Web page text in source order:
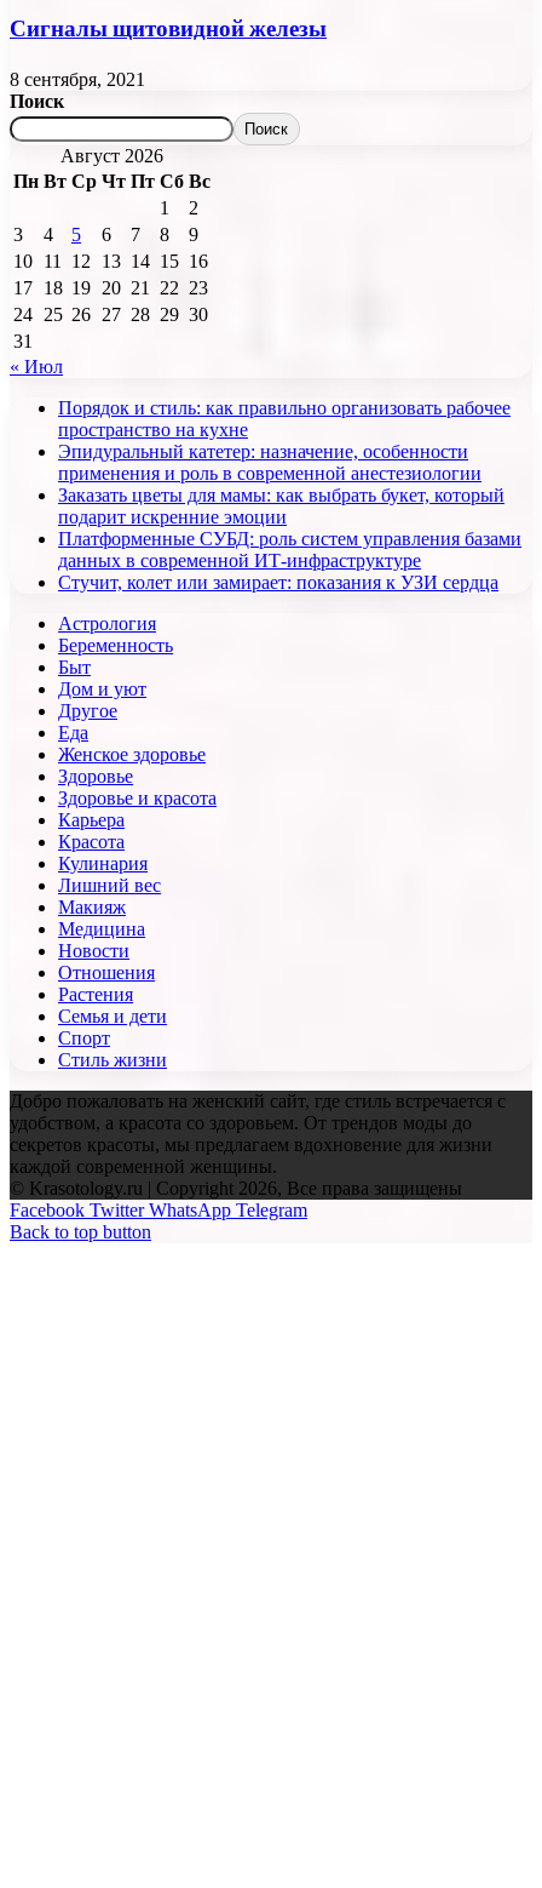
Сигналы щитовидной железы
8 сентября, 2021
Поиск
Поиск
Август 2026
Пн Вт Ср Чт Пт Сб Вс
1
2
3
4 5 6 7 8
9
10 11 12 13 14 15 16
17 18 19 20 21 22 23
24 25 26 27 28 29 30
31
« Июл
Порядок и стиль: как правильно организовать рабочее
пространство на кухне
Эпидуральный катетер: назначение, особенности
применения и роль в современной анестезиологии
Заказать цветы для мамы: как выбрать букет, который
подарит искренние эмоции
Платформенные СУБД: роль систем управления базами
данных в современной ИТ-инфраструктуре
Стучит, колет или замирает: показания к УЗИ сердца
Астрология
Беременность
Быт
Дом и уют
Другое
Еда
Женское здоровье
Здоровье
Здоровье и красота
Карьера
Красота
Кулинария
Лишний вес
Макияж
Медицина
Новости
Отношения
Растения
Семья и дети
Спорт
Стиль жизни
Добро пожаловать на женский сайт, где стиль встречается с
удобством, а красота со здоровьем. От трендов моды до
секретов красоты, мы предлагаем вдохновение для жизни
каждой современной женщины.
© Krasotology.ru | Copyright 2026, Все права защищены
Facebook Twitter WhatsApp Telegram
Back to top button